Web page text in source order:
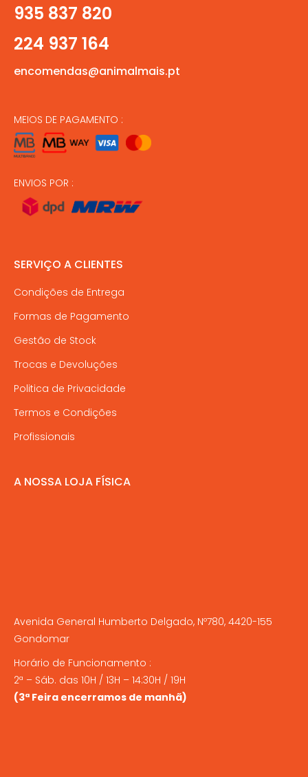
935 837 820
224 937 164
encomendas@animalmais.pt
MEIOS DE PAGAMENTO :
ENVIOS POR :
SERVIÇO A CLIENTES
Condições de Entrega
Formas de Pagamento
Gestão de Stock
Trocas e Devoluções
Politica de Privacidade
Termos e Condições
Profissionais
A NOSSA LOJA FÍSICA
Avenida General Humberto Delgado, Nº780, 4420-155
Gondomar
Horário de Funcionamento :
2ª – Sáb. das 10H / 13H – 14:30H / 19H
(3ª Feira encerramos de manhã)